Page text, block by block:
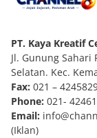
PT. Kaya Kreatif
Jl. Gunung Sahari
Selatan. Kec.
Fax: 021 –
Phone: 021-
Email:
(Iklan)